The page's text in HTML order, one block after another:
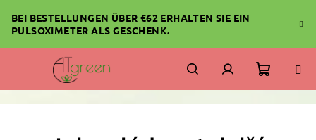
Inhalt
springen
BEI BESTELLUNGEN ÜBER €62 ERHALTEN SIE EIN
PULSOXIMETER ALS GESCHENK.
SuchenLogin